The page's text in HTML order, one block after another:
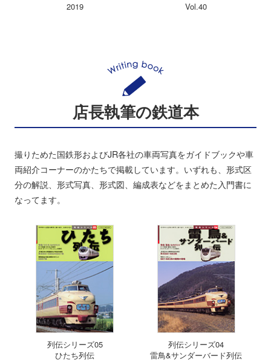
2019
Vol.40
店長執筆の鉄道本
撮りためた国鉄形およびJR各社の車両写真をガイドブックや車
両紹介コーナーのかたちで掲載しています。いずれも、形式区
分の解説、形式写真、形式図、編成表などをまとめた入門書に
なってます。
列伝シリーズ05
ひたち列伝
列伝シリーズ04
雷鳥&サンダーバード列伝